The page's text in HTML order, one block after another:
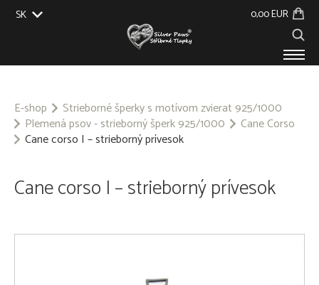
SK
0,00 EUR
O NÁS
GALÉRIA
E-shop
Strieborné šperky s motívom zvierat 925/1000
Plemená psov - strieborný šperk 925/1000
Cane Corso
Cane corso I – strieborný prívesok
Cane corso I – strieborný prívesok